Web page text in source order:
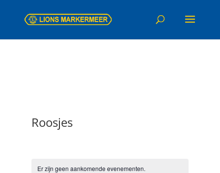
Roosjes
Er zijn geen aankomende evenementen.